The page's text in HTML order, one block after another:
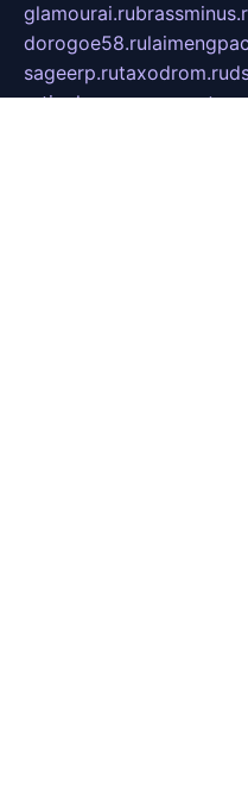
glamourai.ru
dorogoe58.ru
sageerp.rutaxodrom.ru
ratinghomegames.ru